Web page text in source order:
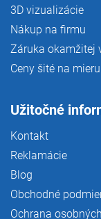
3D vizualizácie
Nákup na firmu
Záruka okamžitej
Ceny šité na mieru
Užitočné
Kontakt
Reklamácie
Blog
Obchodné
Ochrana